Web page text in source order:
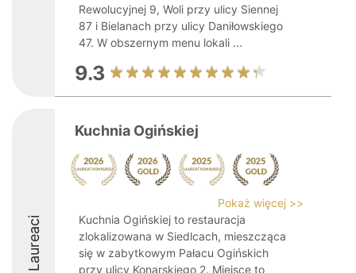
Rewolucyjnej 9, Woli przy ulicy Siennej
87 i Bielanach przy ulicy Daniłowskiego
47. W obszernym menu lokali ...
9.3
Laureaci
Kuchnia Ogińskiej
Pokaż więcej >>
Kuchnia Ogińskiej to restauracja
zlokalizowana w Siedlcach, mieszcząca
się w zabytkowym Pałacu Ogińskich
przy ulicy Konarskiego 2. Miejsce to